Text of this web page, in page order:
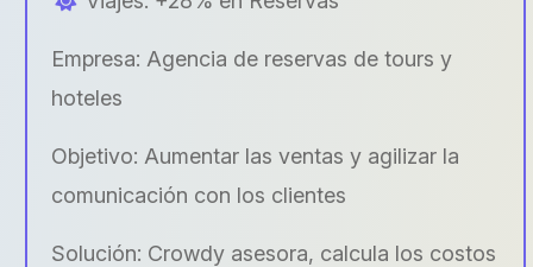
Empresa: Agencia de reservas de tours y
hoteles
Objetivo: Aumentar las ventas y agilizar la
comunicación con los clientes
Solución: Crowdy asesora, calcula los costos